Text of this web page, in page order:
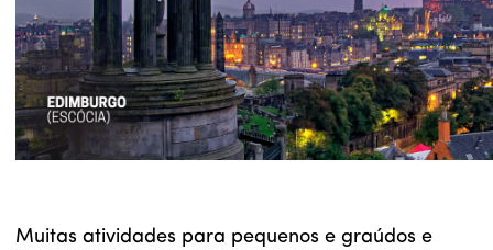
Muitas atividades para pequenos e graúdos e